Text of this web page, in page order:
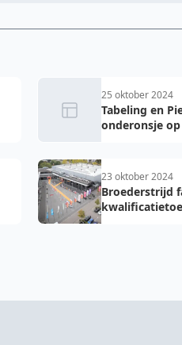
25 oktober 2024
Tabeling en
onderonsje
23 oktober 2024
Broederstrijd